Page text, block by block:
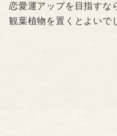
恋愛運アップを目指すな
観葉植物を置くとよいで